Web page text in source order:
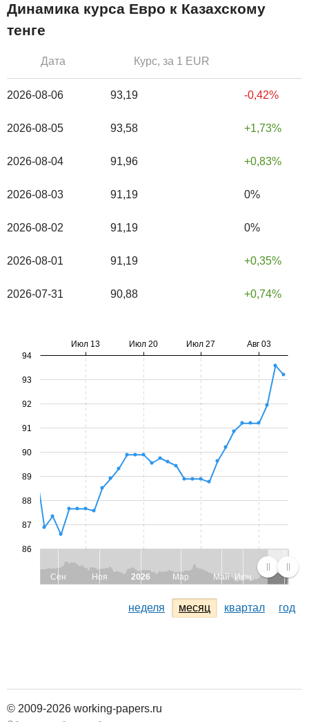
Динамика курса Евро к Казахскому
тенге
Дата Курс, за 1 EUR
2026-08-06 93,19 -0,42%
2026-08-05 93,58 1,73%
2026-08-04 91,96 0,83%
2026-08-03 91,19 0%
2026-08-02 91,19 0%
2026-08-01 91,19 0,35%
2026-07-31 90,88 0,74%
Сен Ноя 2026 Мар Май Июн
Июл 13 Июл 20 Июл 27 Авг 03
86
87
88
89
90
91
92
93
94
неделя месяц квартал год
© 2009-2026 working-papers.ru